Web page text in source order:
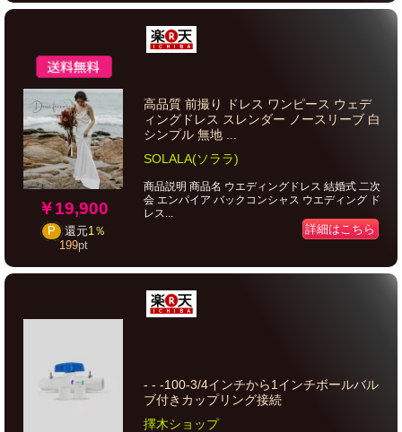
￥19,900
P 還元1％
199pt
高品質 前撮り ドレス ワンピース ウェデ
ィングドレス スレンダー ノースリーブ 白
シンプル 無地 ...
SOLALA(ソララ)
商品説明 商品名 ウエディングドレス 結婚式 二次
会 エンパイア バックコンシャス ウエディング ド
レス...
詳細はこちら
- - -100-3/4インチから1インチボールバル
ブ付きカップリング接続
擇木ショップ